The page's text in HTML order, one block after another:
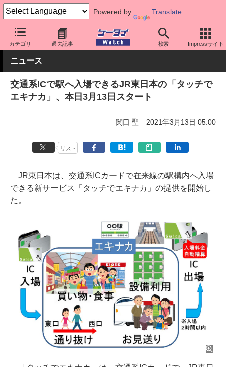
Powered by Translate
カテゴリ 過去記事 検索 Impressサイト
ケータイ Watch アプリ・サービス 決済/金融
ニュース
交通系ICで駅へ入場できるJR東日本の「タッチで
エキナカ」、本日3月13日スタート
関口 聖 2021年3月13日 05:00
リスト
JR東日本は、交通系ICカードで在来線の駅構内へ入場
できる新サービス「タッチでエキナカ」の提供を開始し
た。